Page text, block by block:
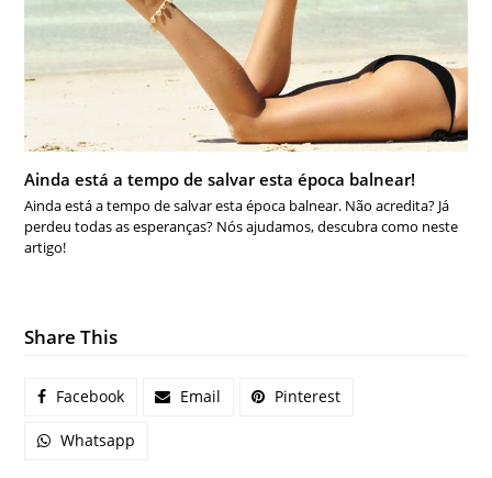
Ainda está a tempo de salvar esta época balnear!
Ainda está a tempo de salvar esta época balnear. Não acredita? Já
perdeu todas as esperanças? Nós ajudamos, descubra como neste
artigo!
Share This
Facebook Email Pinterest
Whatsapp